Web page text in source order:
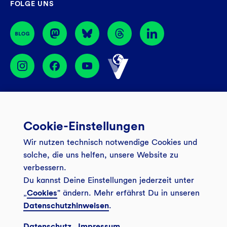
44774 Bochum
BIC: GENODEM1GLS
FOLGE UNS
Banking App
Service
Onlinebanking Login
FAQ
Unsere Angebote
Mitgliederkonto
Festgeld
Tagesgeldkonto
Über uns
Wo wirkt die GLS?
Weitersagen
Veranstaltungen
Sozial-ökologisch seit 1974
Cookie-Einstellungen
Wir nutzen technisch notwendige Cookies und
solche, die uns helfen, unsere Website zu
verbessern.
Du kannst Deine Einstellungen jederzeit unter
„Cookies" ändern. Mehr erfährst Du in unseren
Datenschutzhinweisen.